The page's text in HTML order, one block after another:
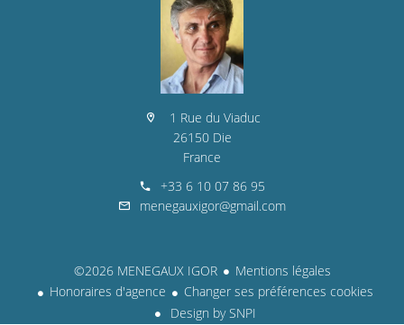
1 Rue du Viaduc
26150 Die
France
+33 6 10 07 86 95
menegauxigor@gmail.com
©2026 MENEGAUX IGOR
Mentions légales
Honoraires d'agence
Changer ses préférences cookies
Design by SNPI